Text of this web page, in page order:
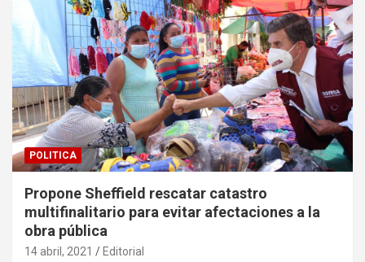
POLITICA
Propone Sheffield rescatar catastro
multifinalitario para evitar afectaciones a la
obra pública
14 abril, 2021 Editorial